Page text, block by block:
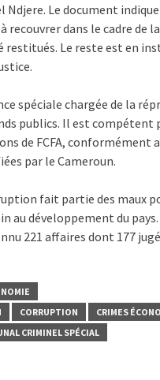
Le document
recouvrer dans le cadre de
restitués. Le reste est en
spéciale chargée de la
publics. Il est compétent
de FCFA, conformément
par le Cameroun.
fait partie des
au développement du
221 affaires dont 177
CORRUPTION CRIMES
CRIMINEL SPÉCIAL